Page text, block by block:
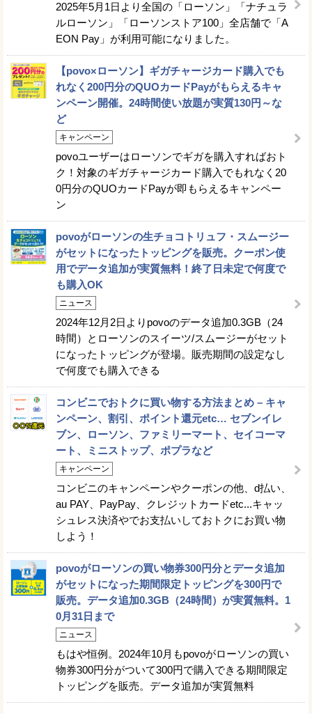
2025年5月1日より全国の「ローソン」「ナチュラ
ルローソン」「ローソンストア100」全店舗で「A
EON Pay」が利用可能になりました。
【povo×ローソン】ギガチャージカード購入でも
れなく200円分のQUOカードPayがもらえるキャ
ンペーン開催。24時間使い放題が実質130円～な
ど
キャンペーン
povoユーザーはローソンでギガを購入すればおト
ク！対象のギガチャージカード購入でもれなく20
0円分のQUOカードPayが即もらえるキャンペー
ン
povoがローソンの生チョコトリュフ・スムージー
がセットになったトッピングを販売。クーポン使
用でデータ追加が実質無料！終了日未定で何度で
も購入OK
ニュース
2024年12月2日よりpovoのデータ追加0.3GB（24
時間）とローソンのスイーツ/スムージーがセット
になったトッピングが登場。販売期間の設定なし
で何度でも購入できる
コンビニでおトクに買い物する方法まとめ – キャ
ンペーン、割引、ポイント還元etc… セブンイレ
ブン、ローソン、ファミリーマート、セイコーマ
ート、ミニストップ、ポプラなど
キャンペーン
コンビニのキャンペーンやクーポンの他、d払い、
au PAY、PayPay、クレジットカードetc...キャッ
シュレス決済やでお支払いしておトクにお買い物
しよう！
povoがローソンの買い物券300円分とデータ追加
がセットになった期間限定トッピングを300円で
販売。データ追加0.3GB（24時間）が実質無料。1
0月31日まで
ニュース
もはや恒例。2024年10月もpovoがローソンの買い
物券300円分がついて300円で購入できる期間限定
トッピングを販売。データ追加が実質無料